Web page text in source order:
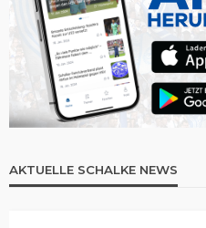
AKTUELLE SCHALKE NEWS